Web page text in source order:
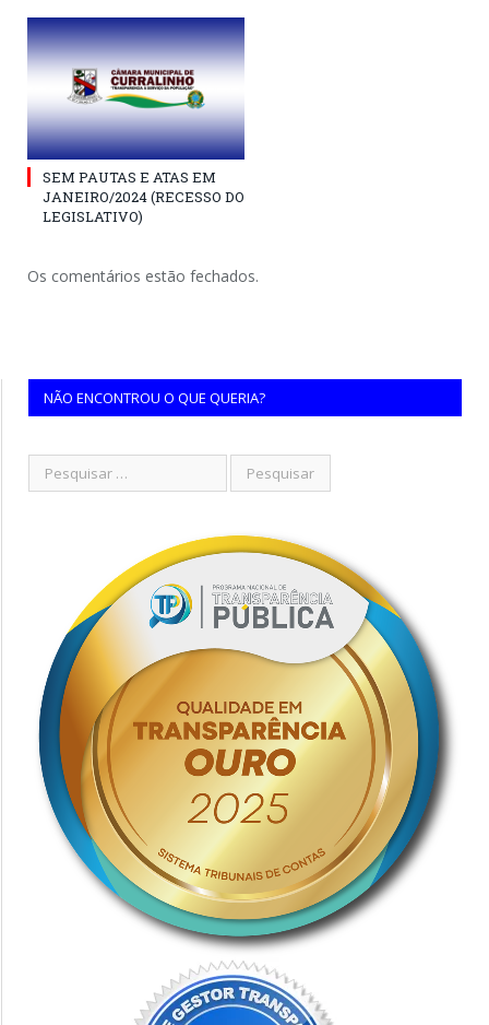
SEM PAUTAS E ATAS EM
JANEIRO/2024 (RECESSO DO
LEGISLATIVO)
Os comentários estão fechados.
NÃO ENCONTROU O QUE QUERIA?